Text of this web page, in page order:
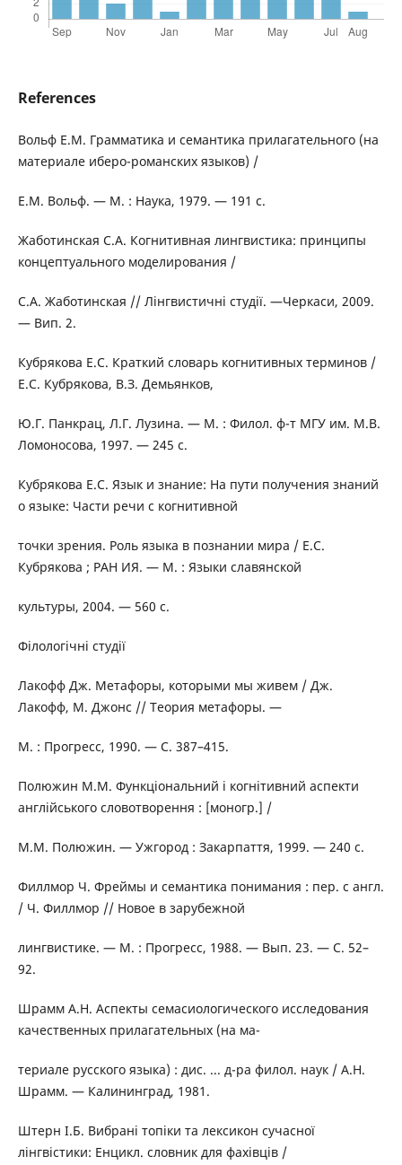
References
Вольф Е.М. Грамматика и семантика прилагательного (на
материале иберо-романских языков) /
Е.М. Вольф. — М. : Наука, 1979. — 191 с.
Жаботинская С.А. Когнитивная лингвистика: принципы
концептуального моделирования /
С.А. Жаботинская // Лiнгвистичнi студії. —Черкаси, 2009.
— Вип. 2.
Кубрякова Е.С. Краткий словарь когнитивных терминов /
Е.С. Кубрякова, В.З. Демьянков,
Ю.Г. Панкрац, Л.Г. Лузина. — М. : Филол. ф-т МГУ им. М.В.
Ломоносова, 1997. — 245 с.
Кубрякова Е.С. Язык и знание: На пути получения знаний
о языке: Части речи с когнитивной
точки зрения. Роль языка в познании мира / Е.С.
Кубрякова ; РАН ИЯ. — М. : Языки славянской
культуры, 2004. — 560 c.
Філологічні студії
Лакофф Дж. Метафоры, которыми мы живем / Дж.
Лакофф, М. Джонс // Теория метафоры. —
М. : Прогресс, 1990. — С. 387–415.
Полюжин М.М. Функціональний і когнітивний аспекти
англійського словотворення : [моногр.] /
М.М. Полюжин. — Ужгород : Закарпаття, 1999. — 240 с.
Филлмор Ч. Фреймы и семантика понимания : пер. с англ.
/ Ч. Филлмор // Новое в зарубежной
лингвистике. — М. : Прогресс, 1988. — Вып. 23. — С. 52–
92.
Шрамм А.Н. Аспекты семасиологического исследования
качественных прилагательных (на ма-
териале русского языка) : дис. ... д-ра филол. наук / А.Н.
Шрамм. — Калининград, 1981.
Штерн І.Б. Вибрані топіки та лексикон сучасної
лінгвістики: Енцикл. словник для фахівців /